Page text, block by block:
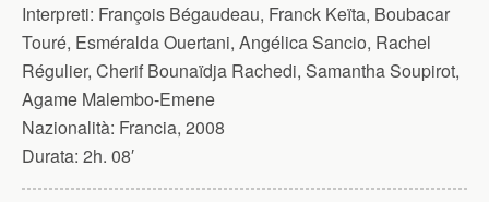
Interpreti: François Bégaudeau, Franck Keïta, Boubacar
Touré, Esméralda Ouertani, Angélica Sancio, Rachel
Régulier, Cherif Bounaïdja Rachedi, Samantha Soupirot,
Agame Malembo-Emene
Nazionalità: Francia, 2008
Durata: 2h. 08′